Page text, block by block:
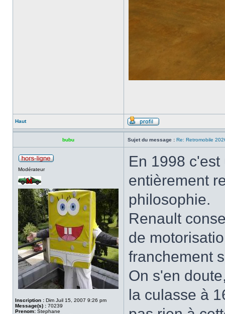
Haut
bubu Sujet du message : Re: Retromobile
Modérateur
Inscription : Dim Juil 15, 2007 9:26 pm
Message(s) : 70239
Prenom: Stephane
En 1998
entièrement
philosophie.
Renault
de
franchement
On s'en
la culasse à